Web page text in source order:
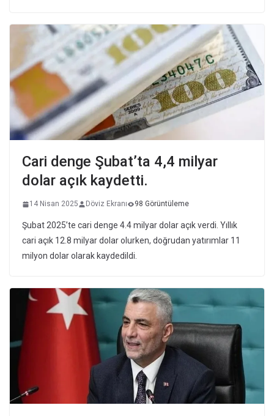
Cari denge Şubat’ta 4,4 milyar
dolar açık kaydetti.
14 Nisan 2025 Döviz Ekranı 98 Görüntüleme
Şubat 2025’te cari denge 4.4 milyar dolar açık verdi. Yıllık
cari açık 12.8 milyar dolar olurken, doğrudan yatırımlar 11
milyon dolar olarak kaydedildi.